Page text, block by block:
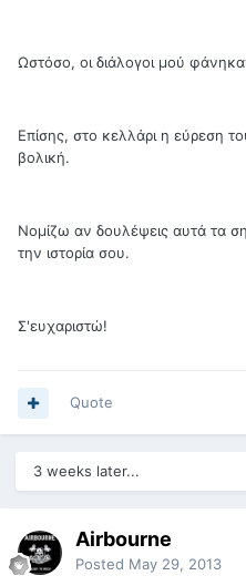
Ωστόσο, οι διάλογοι μού
Επίσης, στο κελλάρι η εύρεση
βολική.
Νομίζω αν δουλέψεις αυτά τα
την ιστορία σου.
Σ'ευχαριστώ!
Quote
3 weeks later...
Airbourne
Posted May 29, 2013